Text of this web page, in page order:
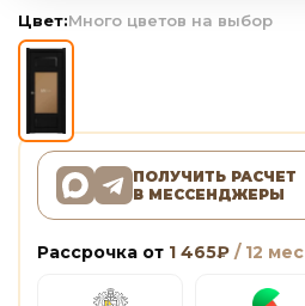
Цвет:Много цветов на выбор
ПОЛУЧИТЬ РАСЧЕТ
В МЕССЕНДЖЕРЫ
Рассрочка от 1 465₽ / 12 мес